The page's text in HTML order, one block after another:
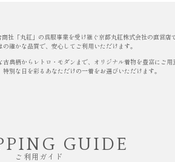
社「丸紅」の呉服事業を受け継ぐ京都丸紅株式会社の直営店
の確かな品質で、安心してご利用いただけます。
典柄からレトロ・モダンまで、オリジナル着物を豊富にご用
別な日を彩るあなただけの一着をお選びいただけます。
GUIDE
ご利用ガイド